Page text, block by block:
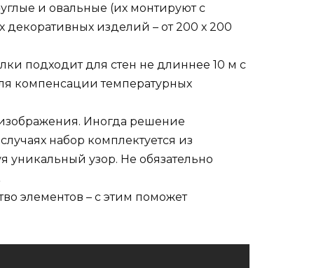
и овальные (их монтируют с
изделий – от 200 х 200
подходит для стен не длиннее 10 м с
компенсации температурных
Иногда решение
набор комплектуется из
уникальный узор. Не обязательно
элементов – с этим поможет